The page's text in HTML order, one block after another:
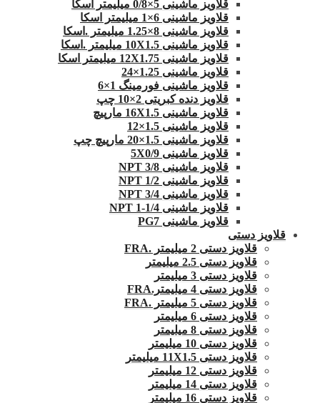
قلاویز ماشینی 5×0/8 میلیمتر اسکا
قلاویز ماشینی 6×1 میلیمتر اسکا
قلاویز ماشینی 8×1.25 میلیمتر .اسکا
قلاویز ماشینی 10X1.5 میلیمتر .اسکا
قلاویز ماشینی 12X1.75 میلیمتر اسکا
قلاویز ماشینی 1.25×24
قلاویز ماشینی فورمینگ 1×6
قلاویز دنده کبریتی 2×10 چپ
قلاویز ماشینی 16X1.5 مارپیچ
قلاویز ماشینی 1.5×12
قلاویز ماشینی 1.5×20 مارپیچ چپ
قلاویز ماشینی 5X0/9
قلاویز ماشینی 3/8 NPT
قلاویز ماشینی 1/2 NPT
قلاویز ماشینی 3/4 NPT
قلاویز ماشینی 1/4-1 NPT
قلاویز ماشینی PG7
قلاویز دستی
قلاویز دستی 2 میلیمتر .FRA
قلاویز دستی 2.5 میلیمتر
قلاویز دستی 3 میلیمتر
قلاویز دستی 4 میلیمتر.FRA
قلاویز دستی 5 میلیمتر .FRA
قلاویز دستی 6 میلیمتر
قلاویز دستی 8 میلیمتر
قلاویز دستی 10 میلیمتر
قلاویز دستی 11X1.5 میلیمتر
قلاویز دستی 12 میلیمتر
قلاویز دستی 14 میلیمتر
قلاویز دستی 16 میلیمتر